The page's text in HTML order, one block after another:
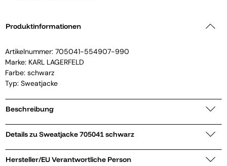
Produktinformationen
Artikelnummer: 705041-554907-990
Marke: KARL LAGERFELD
Farbe: schwarz
Typ: Sweatjacke
Beschreibung
Details zu Sweatjacke 705041 schwarz
Hersteller/EU Verantwortliche Person